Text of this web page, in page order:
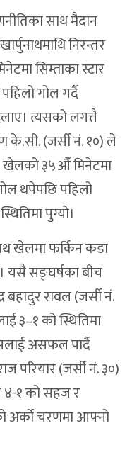
साथ मैदान
निरन्तर
सिम्ताका स्टार
गोल गर्दै
त्यसको लगत्तै
(जर्सी नं. १०) ले
खेलको ३५औँ मिनेटमा
थपेपछि पहिलो
पुग्यो।
खेलमा फर्किन कडा
यसै सङ्घर्षका बीच
रावल (जर्सी नं.
३–१ को स्थितिमा
असफल पार्दै
परियार (जर्सी नं. ३०)
४-१ को सहज र
अर्को चरणमा आफ्नो